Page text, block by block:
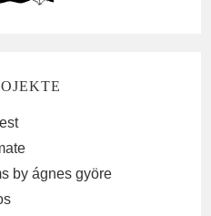
by ágnes györe